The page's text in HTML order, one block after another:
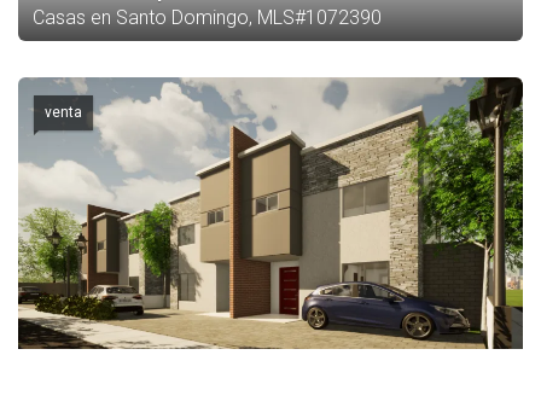
Casas en Santo Domingo, MLS#1072390
venta